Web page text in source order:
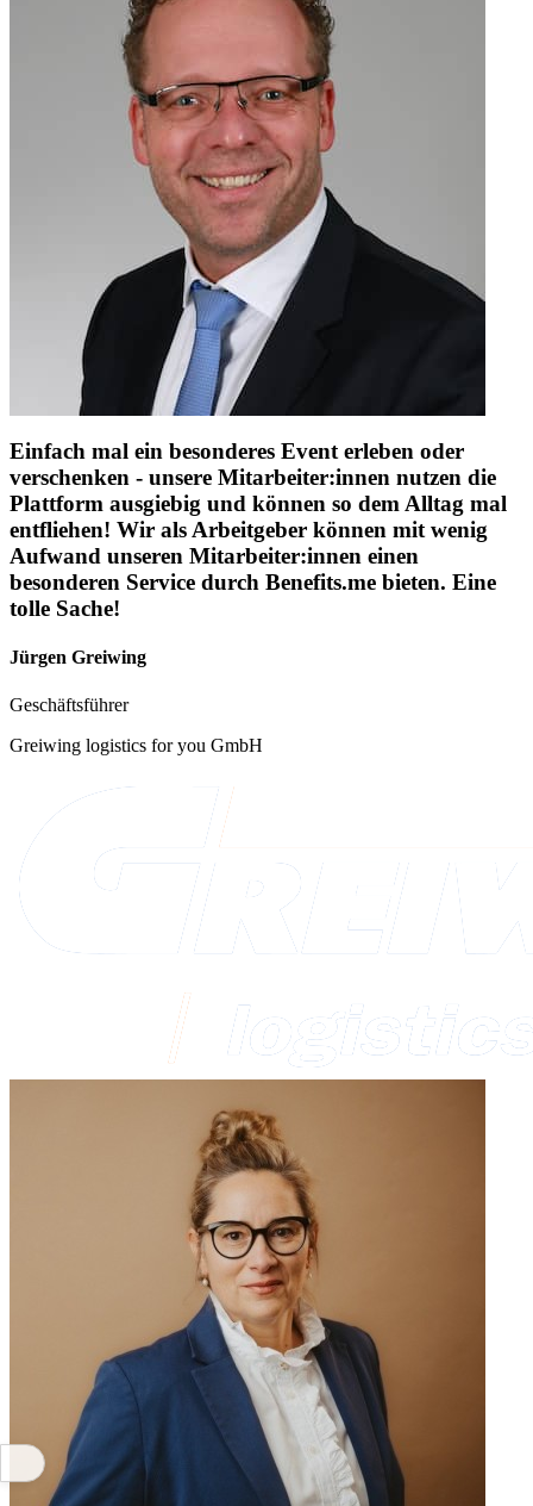
Einfach mal ein besonderes Event erleben oder
verschenken - unsere Mitarbeiter:innen nutzen die
Plattform ausgiebig und können so dem Alltag mal
entfliehen! Wir als Arbeitgeber können mit wenig
Aufwand unseren Mitarbeiter:innen einen
besonderen Service durch Benefits.me bieten. Eine
tolle Sache!
Jürgen Greiwing
Geschäftsführer
Greiwing logistics for you GmbH